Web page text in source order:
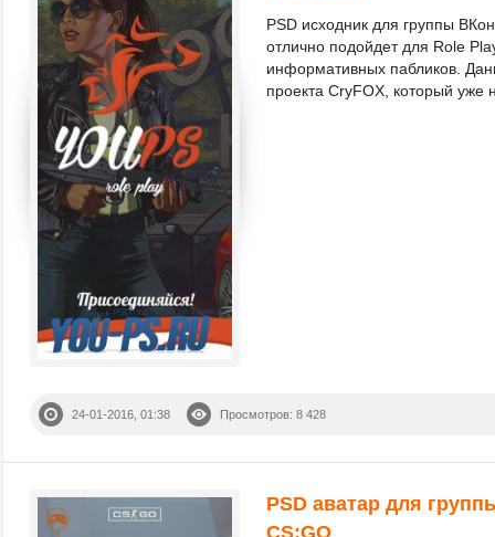
PSD исходник для группы
отлично подойдет для Role
информативных пабликов.
проекта CryFOX, который уже
24-01-2016, 01:38 Просмотров: 8 428
PSD аватар для